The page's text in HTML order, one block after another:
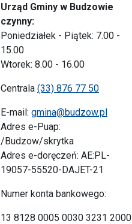
Urząd Gminy w Budzowie
czynny:
Poniedziałek - Piątek: 7.00 -
15.00
Wtorek: 8.00 - 16.00
Centrala (33) 876 77 50
E-mail: gmina@budzow.pl
Adres e-Puap:
/Budzow/skrytka
Adres e-doręczeń: AE:PL-
19057-55520-DAJET-21
Numer konta bankowego:
13 8128 0005 0030 3231 2000